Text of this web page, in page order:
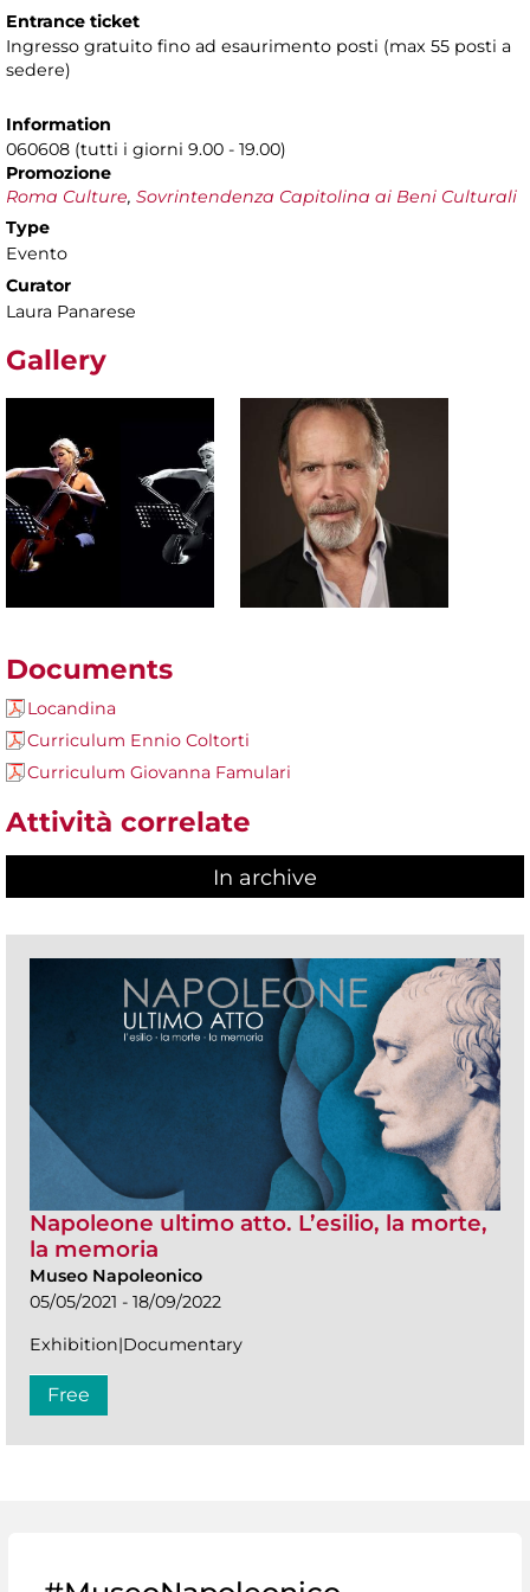
Entrance ticket
Ingresso gratuito fino ad esaurimento posti (max 55 posti a
sedere)
Information
060608 (tutti i giorni 9.00 - 19.00)
Promozione
Roma Culture, Sovrintendenza Capitolina ai Beni Culturali
Type
Evento
Curator
Laura Panarese
Gallery
Documents
Locandina
Curriculum Ennio Coltorti
Curriculum Giovanna Famulari
Attività correlate
In archive
Napoleone ultimo atto. L’esilio, la morte,
la memoria
Museo Napoleonico
05/05/2021 - 18/09/2022
Exhibition|Documentary
Free